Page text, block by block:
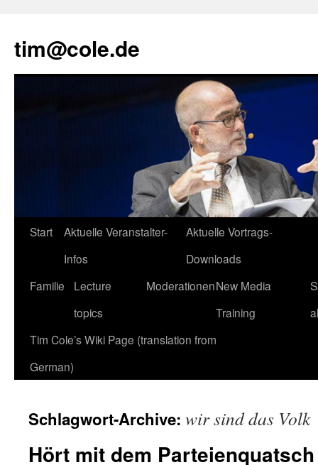
tim@cole.de
Start
Aktuelle Veranstalter-
Infos
Aktuelle Vortrags-
Downloads
Familie
Lecture
topics
ModerationenNew Media
Training
Tim Cole’s Wiki Page (translation from
German)
Schlagwort-Archive: wir sind das Volk
Hört mit dem